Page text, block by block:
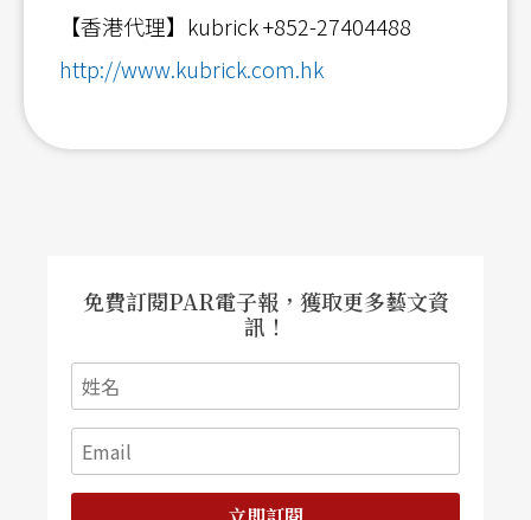
【香港代理】kubrick +852-27404488
http://www.kubrick.com.hk
免費訂閱PAR電子報，獲取更多藝文資
訊！